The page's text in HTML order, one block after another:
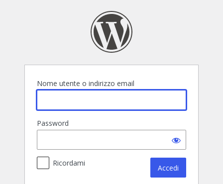
Nome utente o indirizzo email
Password
Ricordami